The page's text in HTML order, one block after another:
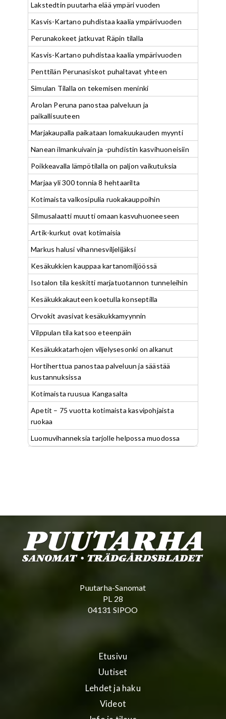
Lakstedtin puutarha elää ympäri vuoden
Kasvis-Kartano puhdistaa kaalia ympärivuoden
Perunakokeet jatkuvat Räpin tilalla
Kasvis-Kartano puhdistaa kaalia ympärivuoden
Penttilän Perunasiskot puhaltavat yhteen
Simulan Tilalla on tekemisen meninki
Arolan Peruna panostaa palveluun ja
paikallisuuteen
Marjakaupalla paikataan lomakuukauden myynti
Nanean ilmankuivain ja -puhdistin kasvihuoneisiin
Poikkeavalla lämpötilalla on paljon vaikutuksia
Marjaa yli 300 tonnia 8 hehtaarilta
Kotimaista valkosipulia ruokakauppoihin
Silmusalaatti muutti omaan kasvuhuoneeseen
Artik-kurkut ovat kotimaisia
Markus halusi vihannesviljelijäksi
Kesäkukkien kauppaa kartanomiljöössä
Isotalon tila keskitti marjatuotannon tunneleihin
Kesäkukkakauteen koetulla konseptilla
Orvokit avasivat kesäkukkamyynnin
Vilppulan tila katsoo eteenpäin
Kesäkukkatarhojen viljelysesonki on alkanut
Hortiherttua panostaa palveluun ja säästää
kustannuksissa
Kotimaista ruusua Kangasalta
Apetit – 75 vuotta kotimaista kasvipohjaista
ruokaa
Luomuvihanneksia tarjolle helpossa muodossa
Puutarha-Sanomat
PL 28
04131 SIPOO
Etusivu
Uutiset
Lehdet ja haku
Videot